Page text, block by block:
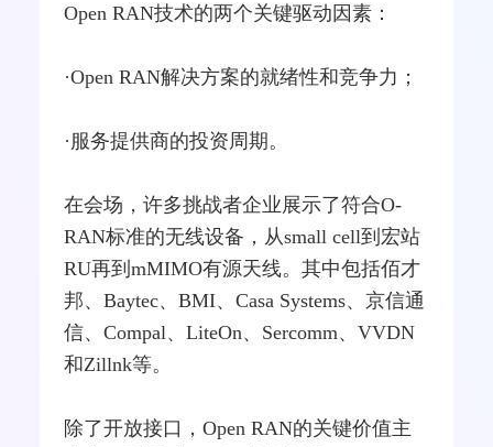
Open RAN技术的两个关键驱动因素：
·Open RAN解决方案的就绪性和竞争力；
·服务提供商的投资周期。
在会场，许多挑战者企业展示了符合O-
RAN标准的无线设备，从smallcell到宏站
RU再到mMIMO有源天线。其中包括佰才
邦、Baytec、BMI、Casa Systems、京信通
信、Compal、LiteOn、Sercomm、VVDN
和Zillnk等。
除了开放接口，Open RAN的关键价值主